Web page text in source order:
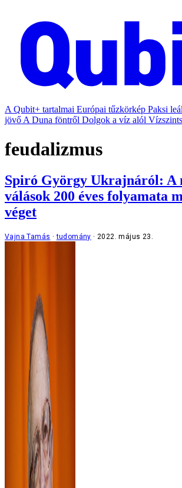
A Qubit+ tartalmai Európai tűzkörkép Paksi
jövő A Duna föntről Dolgok a víz alól
feudalizmus
Spiró György Ukrajnáról: A
válások 200 éves folyamata
véget
Vajna Tamás tudomány 2022. május 23.